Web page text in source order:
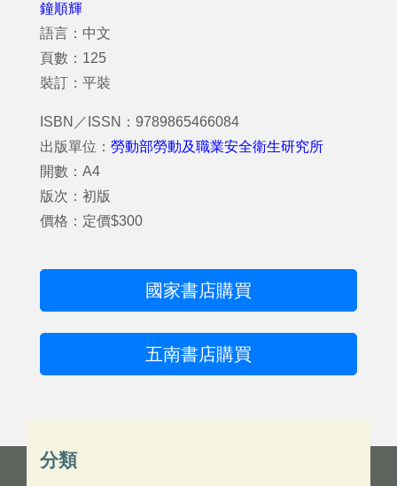
鐘順輝
語言：中文
頁數：125
裝訂：平裝
ISBN／ISSN：9789865466084
出版單位： 勞動部勞動及職業安全衛生研究所
開數：A4
版次：初版
價格：定價$300
國家書店購買
五南書店購買
分類